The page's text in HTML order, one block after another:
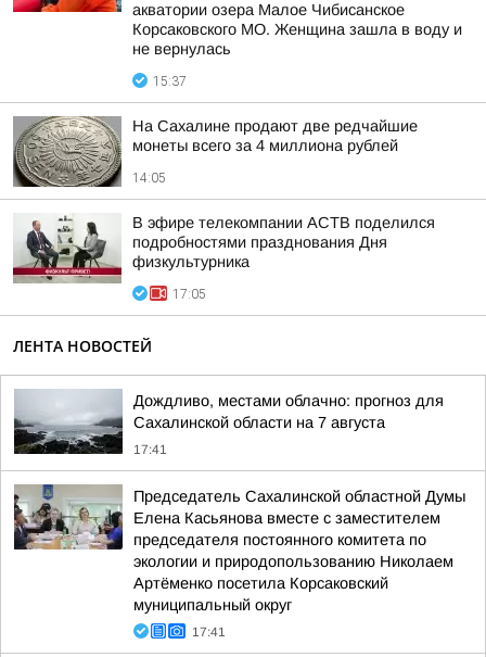
акватории озера Малое Чибисанское
Корсаковского МО. Женщина зашла в воду и
не вернулась
15:37
На Сахалине продают две редчайшие
монеты всего за 4 миллиона рублей
14:05
В эфире телекомпании АСТВ поделился
подробностями празднования Дня
физкультурника
17:05
ЛЕНТА НОВОСТЕЙ
Дождливо, местами облачно: прогноз для
Сахалинской области на 7 августа
17:41
Председатель Сахалинской областной Думы
Елена Касьянова вместе с заместителем
председателя постоянного комитета по
экологии и природопользованию Николаем
Артёменко посетила Корсаковский
муниципальный округ
17:41